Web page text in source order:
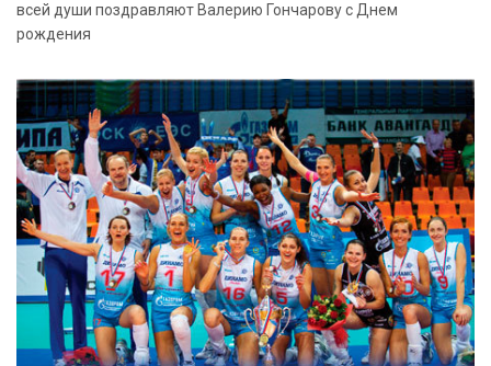
всей души поздравляют Валерию Гончарову с Днем
рождения